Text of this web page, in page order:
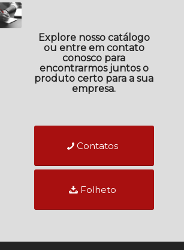
Explore nosso catálogo
ou entre em contato
conosco para
encontrarmos juntos o
produto certo para a sua
empresa.
Contatos
Folheto